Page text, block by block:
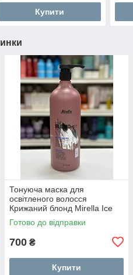
Купити
Тонуюча маска для
освітленого волосся
Крижаний блонд Mirella Ice
Your BLONDesty Mask 1000
мл
Готово до відправки
700 ₴
Купити